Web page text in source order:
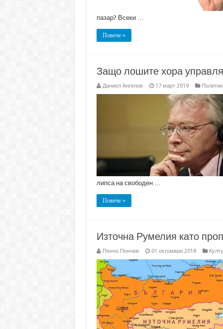
пазар? Всеки …
Повече »
Защо лошите хора
Даниел Ангелов 17 март 2019
липса на свободен …
Повече »
Източна Румелия като
Пенчо Пенчев 01 октомври 2018